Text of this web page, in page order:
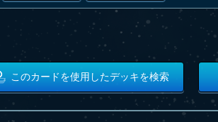
このカードを使用したデッキを検索